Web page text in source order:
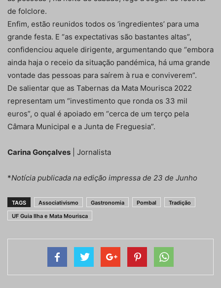
de folclore.
Enfim, estão reunidos todos os ‘ingredientes’ para uma
grande festa. E “as expectativas são bastantes altas”,
confidenciou aquele dirigente, argumentando que “embora
ainda haja o receio da situação pandémica, há uma grande
vontade das pessoas para saírem à rua e conviverem”.
De salientar que as Tabernas da Mata Mourisca 2022
representam um “investimento que ronda os 33 mil
euros”, o qual é apoiado em “cerca de um terço pela
Câmara Municipal e a Junta de Freguesia”.
Carina Gonçalves | Jornalista
*Notícia publicada na edição impressa de 23 de Junho
TAGS Associativismo Gastronomia Pombal
Tradição
UF Guia Ilha e Mata Mourisca